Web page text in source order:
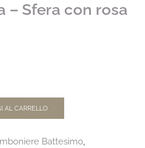
– Sfera con rosa
AL CARRELLO
Battesimo